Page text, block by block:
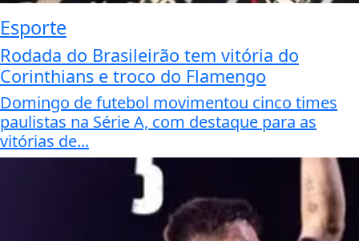
Esporte
Rodada do Brasileirão tem vitória do
Corinthians e troco do Flamengo
Domingo de futebol movimentou cinco times
paulistas na Série A, com destaque para as
vitórias de...